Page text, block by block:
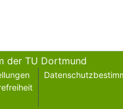
der TU Dortmund